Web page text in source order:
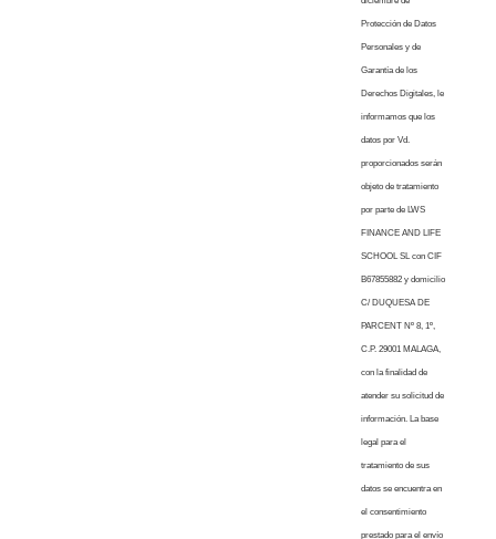
Protección de Datos
Personales y de
Garantía de los
Derechos Digitales, le
informamos que los
datos por Vd.
proporcionados serán
objeto de tratamiento
por parte de LWS
FINANCE AND LIFE
SCHOOL SL con CIF
B67855882 y domicilio
C/ DUQUESA DE
PARCENT Nº 8, 1º,
C.P. 29001 MALAGA,
con la finalidad de
atender su solicitud de
información. La base
legal para el
tratamiento de sus
datos se encuentra en
el consentimiento
prestado para el envío